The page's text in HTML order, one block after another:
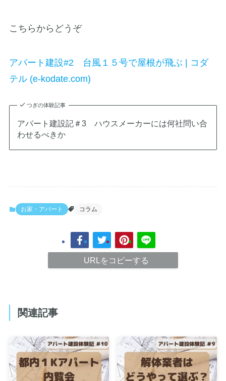
こちらからどうぞ
アパート建設#2 台風１５号で屋根が飛ぶ | コダ
テル (e-kodate.com)
つぎの体験記事
アパート建設記＃3 ハウスメーカーには何社問い合
わせるべきか
お家・アパート コラム
URLをコピーする
関連記事